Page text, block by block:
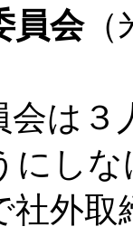
員会（
は３
にし
社外